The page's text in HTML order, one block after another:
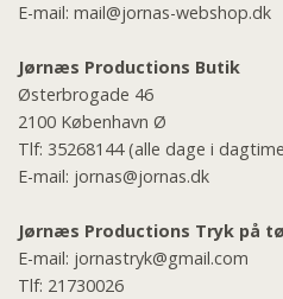
E-mail: mail@jornas-webshop.dk
Jørnæs Productions Butik
Østerbrogade 46
2100 København Ø
Tlf: 35268144(alle dage i
E-mail: jornas@jornas.dk
Jørnæs Productions Tryk på
E-mail: jornastryk@gmail.com
Tlf: 21730026